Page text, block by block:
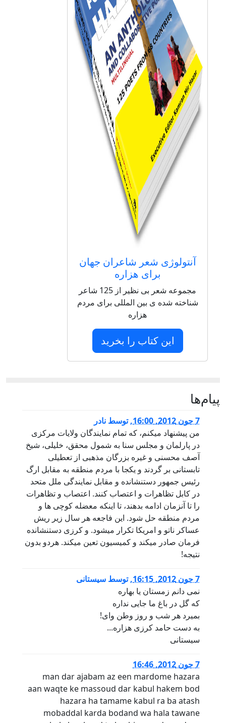
آنتولوژی شعر شاعران جهان
برای هزاره
مجموعه شعر بی نظیر از 125 شاعر
شناخته شده ی بین المللی برای مردم
هزاره
این کتاب را بخرید
پيام‌ها
7 جون 2012, 16:00 ,توسط نادر
من پیشنهاد میکنم، که تمام نمایندگان ولایات مرکزی
در پارلمان و مجلس سنا به شمول محقق، خلیلی، شیخ
آصف محسنی و غیره بزرگان مذهبی از تعطیلی
تابستانی بر گردند و یکجا با مردم منطقه به مقابل ارگ
رئیس جمهور دستنشانده و مقابل نمایندگی ملل متحد
در کابل تظاهرات و اعتصاب کنند. اعتصاب و تظاهرات
را تا آنزمان ادامه بدهند، تا اینکه معضله کوچی ها و
مردم منطقه حل شود. این فاجعه هر سال زیر ریش
عساکر ناتو و امریکا تکرار میشود. و کرزی دستنشانده
فرمان صادر میکند و کمیسیون تعین میکند. هردو بدون
نتیجه!
7 جون 2012, 16:15 ,توسط سيستانى
نمى دانم زمستان يا بهاره
كه گل در باغ ما جايى نداره
بميرد هر شب و روز وطن واى!
به دست حامد كرزى هزاره...
سيستانى
7 جون 2012, 16:46
man dar ajabam az een mardome hazara
aan waqte ke massoud dar kabul hakem bod
hazara ha tamame kabul ra ba atash
mobaddal karda bodand wa hala tawane